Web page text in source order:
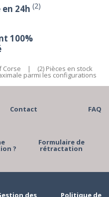
en 24h (2)
100%
Corse | (2) Pièces en stock
parmi les configurations
Contact FAQ
?
Formulaire de
rétractation
des Politique de